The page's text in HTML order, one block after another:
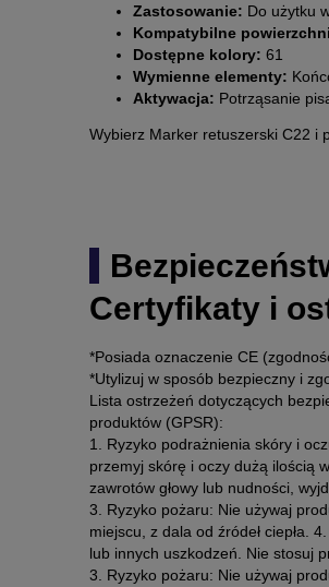
Zastosowanie: Do użytku
Kompatybilne
Dostępne kolory: 61
Wymienne elementy:
Aktywacja: Potrząsanie
Wybierz Marker retuszerski C22 i
Certyfikaty i
*Posiada oznaczenie CE
*Utylizuj w sposób bezpieczny i
Lista ostrzeżeń dotyczących
produktów (GPSR):
1. Ryzyko podrażnienia skóry i
przemyj skórę i oczy dużą ilością
zawrotów głowy lub nudności,
3. Ryzyko pożaru: Nie używaj
miejscu, z dala od źródeł ciepła.
lub innych uszkodzeń. Nie stosuj
3. Ryzyko pożaru: Nie używaj